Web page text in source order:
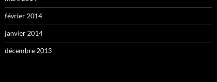
février 2014
janvier 2014
décembre 2013